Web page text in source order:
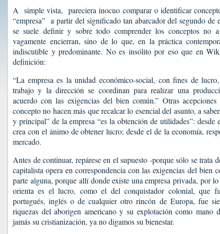
A simple vista, pareciera inocuo comparar o identificar
“empresa” a partir del significado tan abarcador del segundo de
se suele definir y sobre todo comprender los conceptos no
vagamente encierran, sino de lo que, en la práctica
indiscutible y predominante. No es insólito por eso que en
definición:
“La empresa es la unidad económico-social, con fines de
trabajo y la dirección se coordinan para realizar una
acuerdo con las exigencias del bien común.” Otras
concepto no hacen más que recalcar lo esencial del asunto, a
y principal” de la empresa “es la obtención de utilidades”: desde
crea con el ánimo de obtener lucro; desde el de la economía,
mercado.
Antes de continuar, repárese en el supuesto -porque sólo se trata
capitalista opera en correspondencia con las exigencias del bien
parte alguna, porque allí donde existe una empresa privada, por
orienta es el lucro, como el del conquistador colonial, que
portugués, inglés o de cualquier otro rincón de Europa, fue
riquezas del aborigen americano y su explotación como mano
jamás su cristianización, ya no digamos su bienestar.